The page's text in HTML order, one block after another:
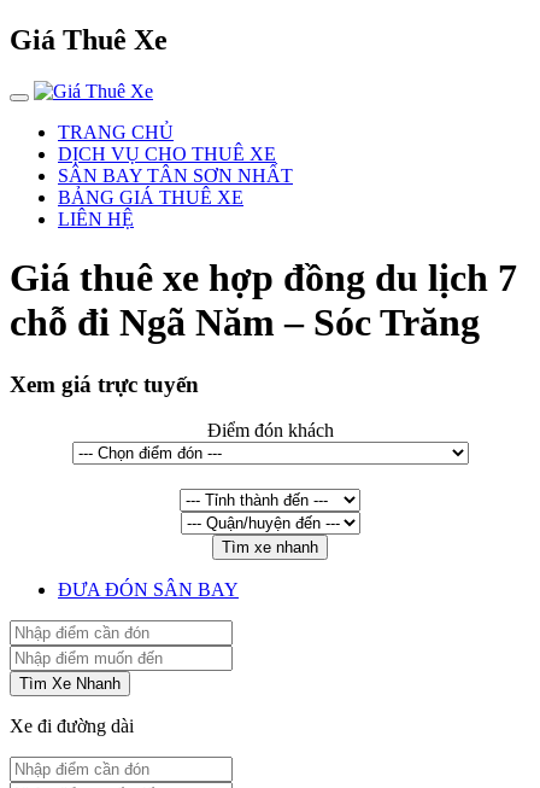
Giá Thuê Xe
TRANG CHỦ
DỊCH VỤ CHO THUÊ XE
SÂN BAY TÂN SƠN NHẤT
BẢNG GIÁ THUÊ XE
LIÊN HỆ
Giá thuê xe hợp đồng du lịch 7
chỗ đi Ngã Năm – Sóc Trăng
Xem giá trực tuyến
Điểm đón khách
Tìm xe nhanh
ĐƯA ĐÓN SÂN BAY
Tìm Xe Nhanh
Xe đi đường dài